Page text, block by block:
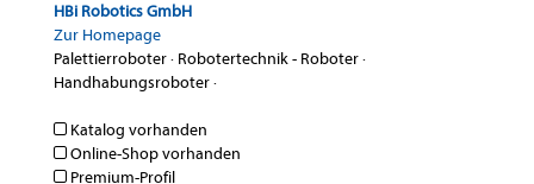
HBi Robotics GmbH
Zur Homepage
Palettierroboter· Robotertechnik - Roboter·
Handhabungsroboter·
Katalog vorhanden
Online-Shop vorhanden
Premium-Profil